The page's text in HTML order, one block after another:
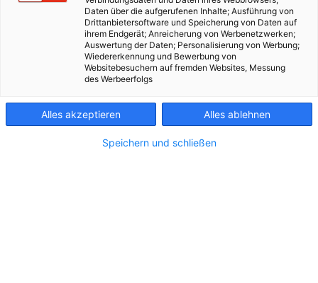
Daten über die aufgerufenen Inhalte; Ausführung von
Drittanbietersoftware und Speicherung von Daten auf
ihrem Endgerät; Anreicherung von Werbenetzwerken;
Auswertung der Daten; Personalisierung von Werbung;
Wiedererkennung und Bewerbung von
Websitebesuchern auf fremden Websites, Messung
des Werbeerfolgs
Alles akzeptieren Alles ablehnen
Speichern und schließen